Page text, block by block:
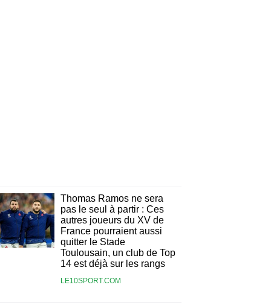
Thomas Ramos ne sera
pas le seul à partir : Ces
autres joueurs du XV de
France pourraient aussi
quitter le Stade
Toulousain, un club de Top
14 est déjà sur les rangs
LE10SPORT.COM